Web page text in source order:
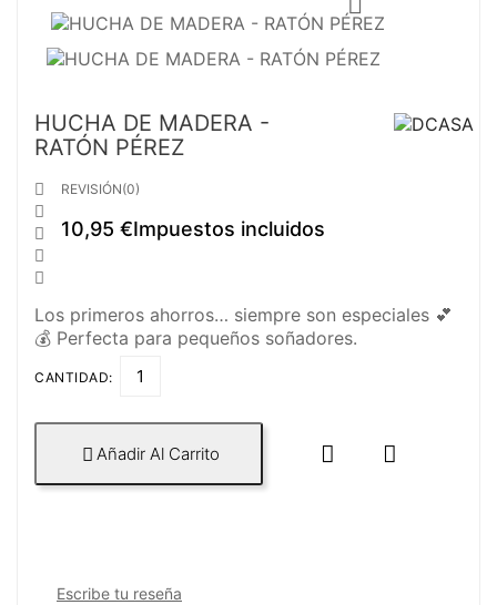
HUCHA DE MADERA -
RATÓN PÉREZ





REVISIÓN(0)
10,95 €Impuestos incluidos
Los primeros ahorros… siempre son especiales 💕
💰 Perfecta para pequeños soñadores.
CANTIDAD:
 Añadir Al Carrito  
Escribe tu reseña